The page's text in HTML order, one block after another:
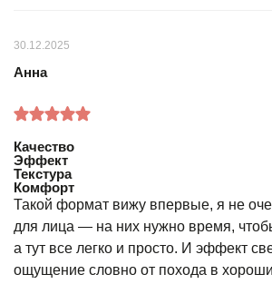
30.12.2025
Анна
Качество
Эффект
Текстура
Комфорт
Такой формат вижу впервые, я не
для лица — на них нужно время,
а тут все легко и просто. И эффект
ощущение словно от похода в